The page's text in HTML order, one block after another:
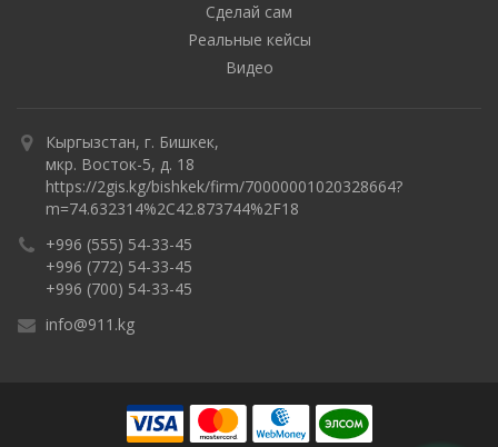
Сделай сам
Реальные кейсы
Видео
Кыргызстан, г. Бишкек,
мкр. Восток-5, д. 18
https://2gis.kg/bishkek/firm/70000001020328664?
m=74.632314%2C42.873744%2F18
+996 (555) 54-33-45
+996 (772) 54-33-45
+996 (700) 54-33-45
info@911.kg